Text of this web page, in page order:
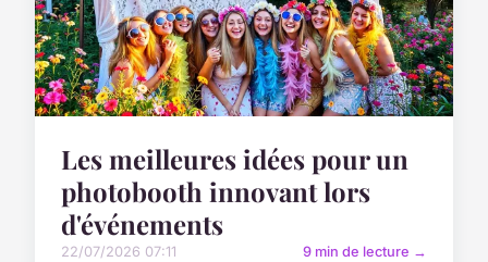
Les meilleures idées pour un
photobooth innovant lors
d'événements
22/07/2026 07:11 9 min de lecture →